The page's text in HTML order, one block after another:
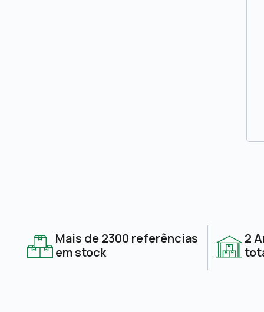
Mais de 2300 referências
em stock
2